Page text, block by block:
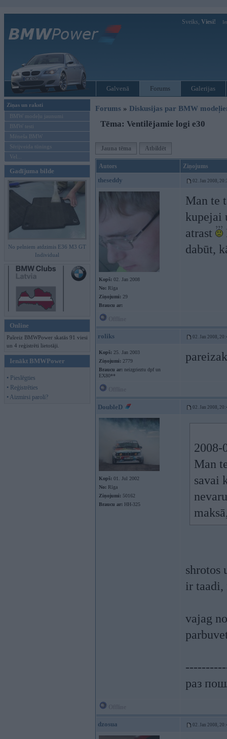
Sveiks, Viesi!
Galvenā Forums Galerijas
Ziņas un raksti
BMW modeļu jaunumi
BMW testi
Mēneša BMW
Sērijveida tūnings
Vel...
Gadījuma bilde
No pelniem atdzimis E36 M3 GT
Individual
Online
Pašreiz BMWPower skatās 91 viesi
un 4 reģistrēti lietotāji.
Ienākt BMWPower
• Pieslēgties
• Reģistrēties
• Aizmirsi paroli?
Forums » Diskusijas par BMW
Tēma: Ventilējamie logi e30
Jauna tēma Atbildēt
Autors Ziņojums
theseddy 02. Jan 2008,
Kopš: 02. Jan 2008
No: Rīga
Ziņojumi: 29
Braucu ar:
Man te
kupejai
atrast
dabūt,
roliks 02. Jan 2008,
Kopš: 25. Jan 2003
Ziņojumi: 2779
Braucu ar: neizgrieztu dpf un
EX80**
DoubleD 02. Jan 2008,
Kopš: 01. Jul 2002
No: Rīga
Ziņojumi: 50162
Braucu ar: HH-325
2008-
Man
savai
shrotos
ir
vajag
раз
dzosua 02. Jan 2008,